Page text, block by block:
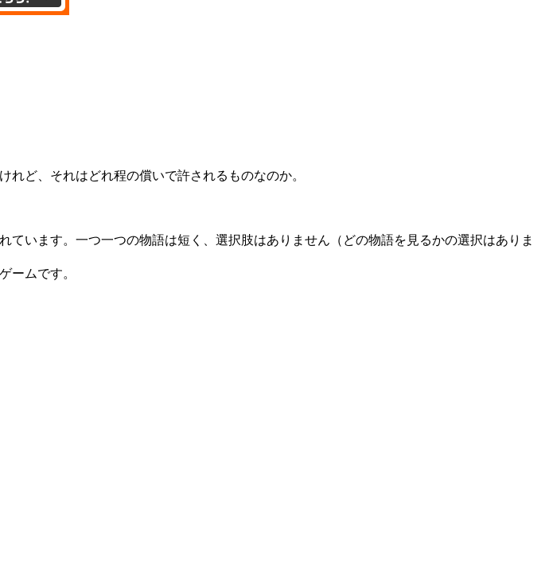
ど、それはどれ程の償いで許されるものなのか。
います。一つ一つの物語は短く、選択肢はありません（どの物語を見るかの選択はありま
ームです。